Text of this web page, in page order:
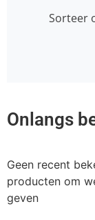
Sorteer
Onlangs
Geen recent
producten om
geven